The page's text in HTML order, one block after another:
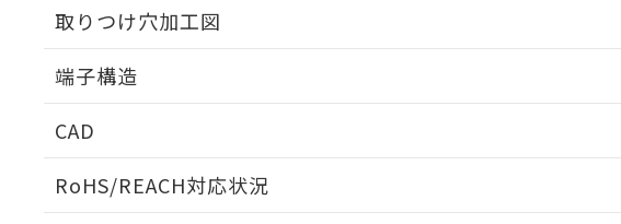
取りつけ穴加工図
端子構造
CAD
RoHS/REACH対応状況